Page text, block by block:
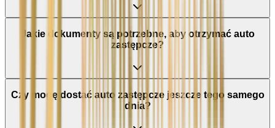
Jakie dokumenty są potrzebne, aby otrzymać auto
zastępcze?
Czy mogę dostać auto zastępcze jeszcze tego samego
dnia?